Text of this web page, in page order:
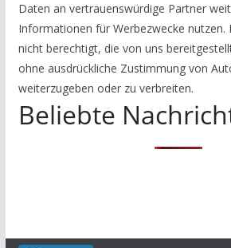
Daten an vertrauenswürdige Partner
Informationen für Werbezwecke nutzen.
nicht berechtigt, die von uns
ohne ausdrückliche Zustimmung von
weiterzugeben oder zu verbreiten.
Beliebte